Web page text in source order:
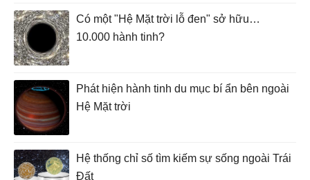
Có một "Hệ Mặt trời lỗ đen" sở hữu…
10.000 hành tinh?
Phát hiện hành tinh du mục bí ẩn bên ngoài
Hệ Mặt trời
Hệ thống chỉ số tìm kiếm sự sống ngoài Trái
Đất